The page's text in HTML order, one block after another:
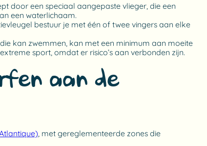
door een speciaal aangepaste vlieger, die een
een waterlichaam.
bestuur je met één of twee vingers aan elke
kan zwemmen, kan met een minimum aan moeite
sport, omdat er risico’s aan verbonden zijn.
aan de
, met gereglementeerde zones die